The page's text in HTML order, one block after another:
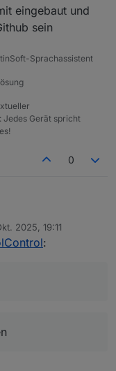
eingebaut und
sein
Sprachassistent
Jedes Gerät spricht
0
Schlüssig vor:
2025, 19:11
: